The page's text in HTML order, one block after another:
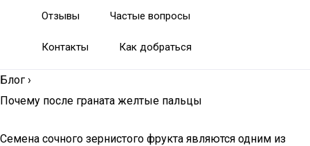
Отзывы Частые вопросы
Контакты Как добраться
Блог ›
Почему после граната желтые пальцы
Семена сочного зернистого фрукта являются одним из